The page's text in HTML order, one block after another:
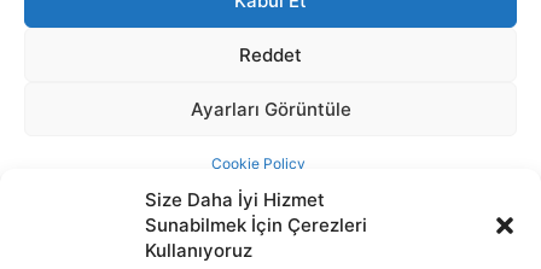
Size Daha İyi Hizmet
Sunabilmek İçin Çerezleri
Kullanıyoruz